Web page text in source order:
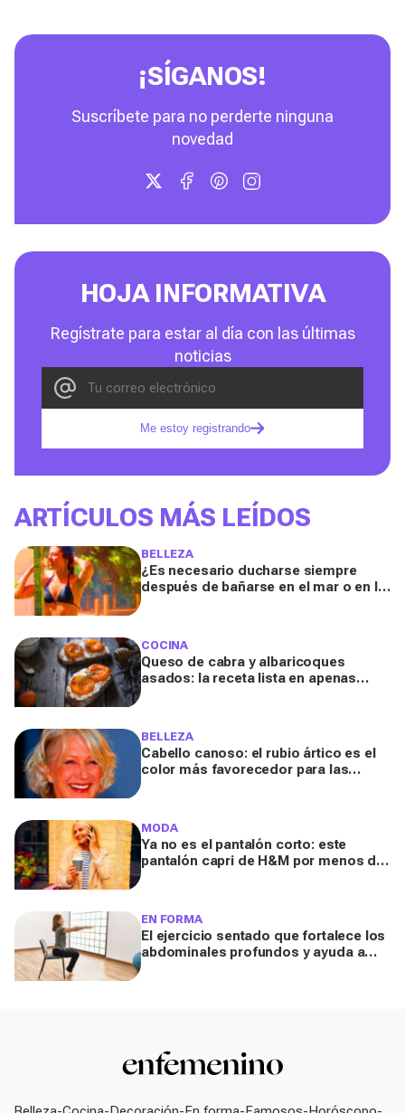
¡SÍGANOS!
Suscríbete para no perderte ninguna
novedad
HOJA INFORMATIVA
Regístrate para estar al día con las últimas
noticias
Me estoy registrando
ARTÍCULOS MÁS LEÍDOS
BELLEZA
¿Es necesario ducharse siempre
después de bañarse en el mar o en la
COCINA
Queso de cabra y albaricoques
asados: la receta lista en apenas
BELLEZA
Cabello canoso: el rubio ártico es el
color más favorecedor para las
MODA
Ya no es el pantalón corto: este
pantalón capri de H&M por menos de
EN FORMA
El ejercicio sentado que fortalece los
abdominales profundos y ayuda a